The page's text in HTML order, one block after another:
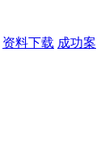
资料下载 成功案